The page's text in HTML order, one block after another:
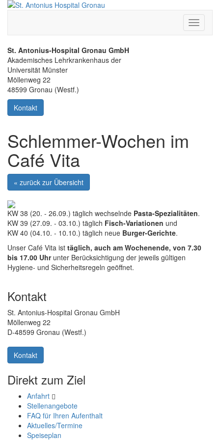
Toggle
St. Antonius-Hospital Gronau GmbH
Akademisches Lehrkrankenhaus der
Universität Münster
Möllenweg 22
48599 Gronau (Westf.)
Kontakt
Schlemmer-Wochen im
Café Vita
« zurück zur Übersicht
KW 38 (20. - 26.09.) täglich wechselnde Pasta-Spezialitäten.
KW 39 (27.09. - 03.10.) täglich Fisch-Variationen und
KW 40 (04.10. - 10.10.) täglich neue Burger-Gerichte.
Unser Café Vita ist täglich, auch am Wochenende, von 7.30
bis 17.00 Uhrunter Berücksichtigung der jeweils gültigen
Hygiene- und Sicherheitsregeln geöffnet.
Kontakt
St. Antonius-Hospital Gronau GmbH
Möllenweg 22
D-48599 Gronau (Westf.)
Kontakt
Direkt zum Ziel
Anfahrt
Stellenangebote
FAQ für Ihren Aufenthalt
Aktuelles/Termine
Speiseplan